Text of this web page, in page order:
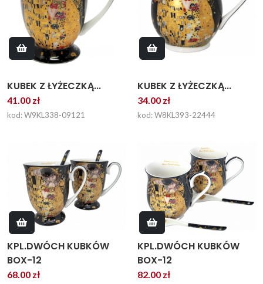
KUBEK Z ŁYŻECZKĄ...
41.00 zł
kod: W9KL338-09121
KUBEK Z ŁYŻECZKĄ...
34.00 zł
kod: W8KL393-22444
KPL.DWÓCH KUBKÓW
BOX-12
68.00 zł
KPL.DWÓCH KUBKÓW
BOX-12
82.00 zł